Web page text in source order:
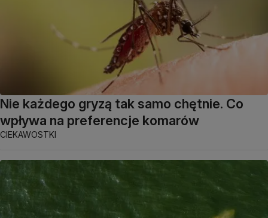
Nie każdego gryzą tak samo chętnie. Co
wpływa na preferencje komarów
CIEKAWOSTKI